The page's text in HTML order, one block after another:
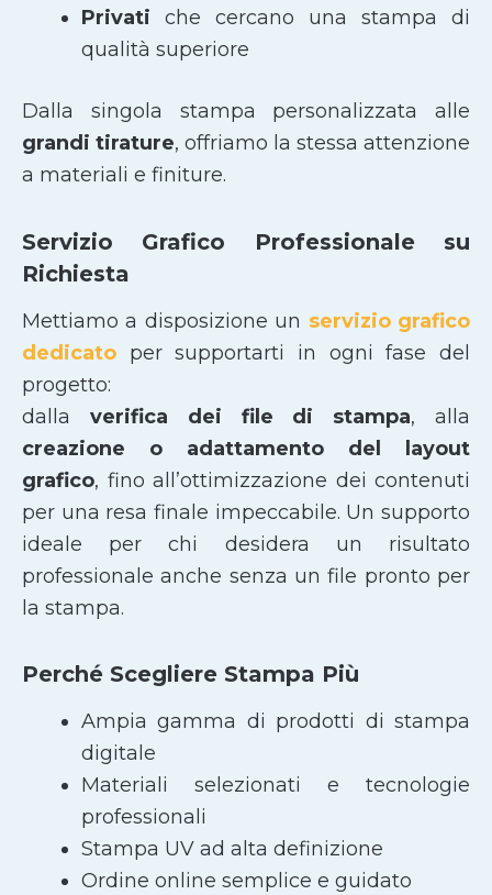
Privati che cercano una stampa di
qualità superiore
Dalla singola stampa personalizzata alle
grandi tirature, offriamo la stessa attenzione
a materiali e finiture.
Servizio Grafico Professionale su
Richiesta
Mettiamo a disposizione un servizio grafico
dedicato per supportarti in ogni fase del
progetto:
dalla verifica dei file di stampa, alla
creazione o adattamento del layout
grafico, fino all’ottimizzazione dei contenuti
per una resa finale impeccabile. Un supporto
ideale per chi desidera un risultato
professionale anche senza un file pronto per
la stampa.
Perché Scegliere Stampa Più
Ampia gamma di prodotti di stampa
digitale
Materiali selezionati e tecnologie
professionali
Stampa UV ad alta definizione
Ordine online semplice e guidato